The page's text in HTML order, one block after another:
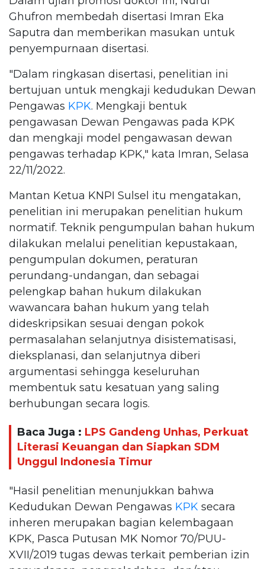
Ghufron membedah disertasi Imran Eka
Saputra dan memberikan masukan untuk
penyempurnaan disertasi.
"Dalam ringkasan disertasi, penelitian ini
bertujuan untuk mengkaji kedudukan Dewan
Pengawas KPK. Mengkaji bentuk
pengawasan Dewan Pengawas pada KPK
dan mengkaji model pengawasan dewan
pengawas terhadap KPK," kata Imran, Selasa
22/11/2022.
Mantan Ketua KNPI Sulsel itu mengatakan,
penelitian ini merupakan penelitian hukum
normatif. Teknik pengumpulan bahan hukum
dilakukan melalui penelitian kepustakaan,
pengumpulan dokumen, peraturan
perundang-undangan, dan sebagai
pelengkap bahan hukum dilakukan
wawancara bahan hukum yang telah
dideskripsikan sesuai dengan pokok
permasalahan selanjutnya disistematisasi,
dieksplanasi, dan selanjutnya diberi
argumentasi sehingga keseluruhan
membentuk satu kesatuan yang saling
berhubungan secara logis.
Baca Juga : LPS Gandeng Unhas, Perkuat
Literasi Keuangan dan Siapkan SDM
Unggul Indonesia Timur
"Hasil penelitian menunjukkan bahwa
Kedudukan Dewan Pengawas KPK secara
inheren merupakan bagian kelembagaan
KPK, Pasca Putusan MK Nomor 70/PUU-
XVII/2019 tugas dewas terkait pemberian izin